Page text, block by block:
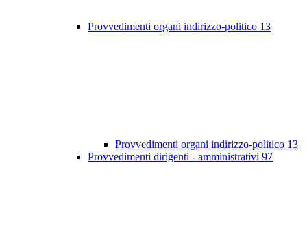
Provvedimenti organi indirizzo-politico 13
Provvedimenti organi indirizzo-politico 13
Provvedimenti dirigenti - amministrativi 97